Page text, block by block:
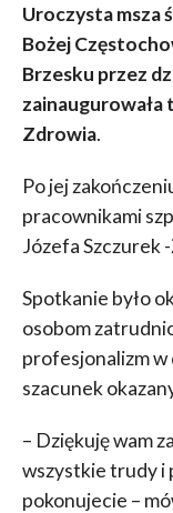
Uroczysta msza
Bożej
Brzesku przez
zainaugurowała
Zdrowia.
Po jej
pracownikami
Józefa Szczurek
Spotkanie było
osobom
profesjonalizm w
szacunek
– Dziękuję wam
wszystkie trudy i
pokonujecie –